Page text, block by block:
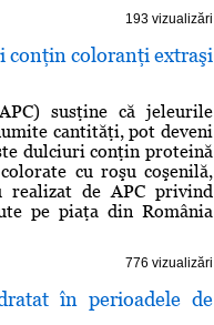
193 vizualizări
conţin coloranţi extraşi
susţine că jeleurile
cantităţi, pot deveni
dulciuri conţin proteină
cu roşu coşenilă,
realizat de APC privind
pe piaţa din România
776 vizualizări
în perioadele de